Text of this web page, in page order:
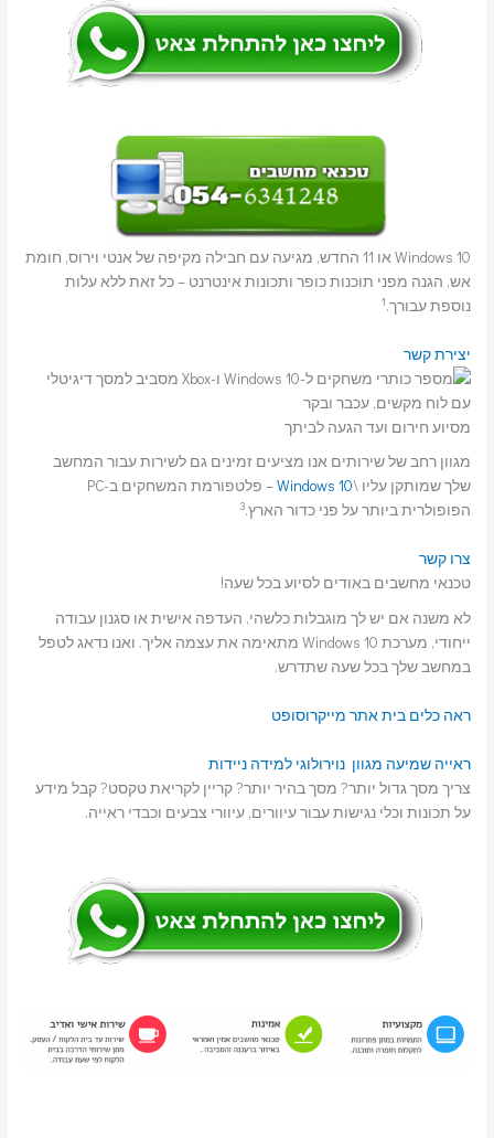
Windows 10 או 11 החדש, מגיעה עם חבילה מקיפה של אנטי וירוס, חומת
אש, הגנה מפני תוכנות כופר ותכונות אינטרנט – כל זאת ללא עלות
נוספת עבורך.1
יצירת קשר
מסיוע חירום ועד הגעה לביתך
מגוון רחב של שירותים אנו מציעים זמינים גם לשירות עבור המחשב
שלך שמותקן עליו \Windows 10
– פלטפורמת המשחקים ב-PC
הפופולרית ביותר על פני כדור הארץ.3
צרו קשר
טכנאי מחשבים באודים לסיוע בכל שעה!
לא משנה אם יש לך מוגבלות כלשהי, העדפה אישית או סגנון עבודה
ייחודי, מערכת Windows 10 מתאימה את עצמה אליך. ואנו נדאג לטפל
במחשב שלך בכל שעה שתדרש.
ראה כלים בית אתר מייקרוסופט
ראייה שמיעה מגוון נוירולוגי למידה ניידות
צריך מסך גדול יותר? מסך בהיר יותר? קריין לקריאת טקסט? קבל מידע
על תכונות וכלי נגישות עבור עיוורים, עיוורי צבעים וכבדי ראייה.